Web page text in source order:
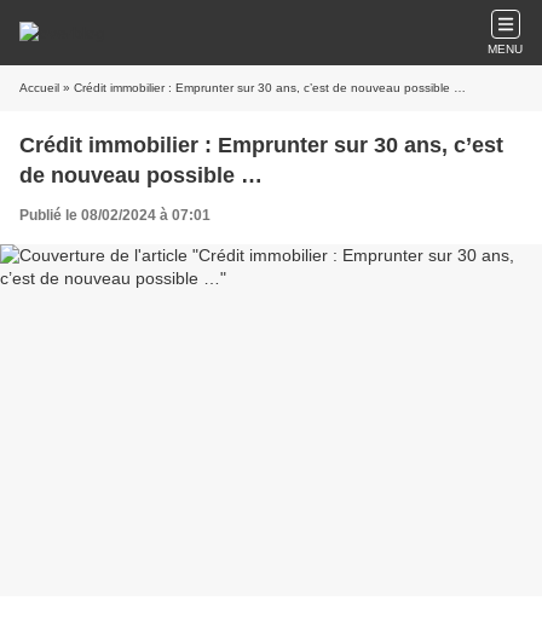
MENU
Accueil » Crédit immobilier : Emprunter sur 30 ans, c’est de nouveau possible …
Crédit immobilier : Emprunter sur 30 ans, c’est
de nouveau possible …
Publié le 08/02/2024 à 07:01